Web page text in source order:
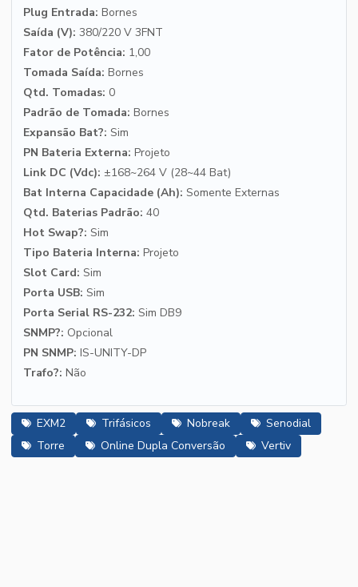
Plug Entrada: Bornes
Saída (V): 380/220 V 3FNT
Fator de Potência: 1,00
Tomada Saída: Bornes
Qtd. Tomadas: 0
Padrão de Tomada: Bornes
Expansão Bat?: Sim
PN Bateria Externa: Projeto
Link DC (Vdc): ±168~264 V (28~44 Bat)
Bat Interna Capacidade (Ah): Somente Externas
Qtd. Baterias Padrão: 40
Hot Swap?: Sim
Tipo Bateria Interna: Projeto
Slot Card: Sim
Porta USB: Sim
Porta Serial RS-232: Sim DB9
SNMP?: Opcional
PN SNMP: IS-UNITY-DP
Trafo?: Não
EXM2 Trifásicos Nobreak
Senodial
Torre
Online Dupla Conversão Vertiv